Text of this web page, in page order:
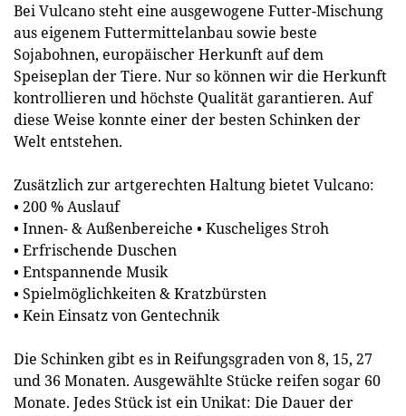
Bei Vulcano steht eine ausgewogene Futter-Mischung
aus eigenem Futtermittelan­bau sowie beste
Sojabohnen, europäischer Herkunft auf dem
Speiseplan der Tiere. Nur so können wir die Herkunft
kontrollieren und höchste Qualität garantieren. Auf
diese Weise konnte einer der besten Schinken der
Welt entstehen.
Zusätzlich zur artgerechten Haltung bietet Vulcano:
• 200 % Auslauf
• Innen- & Außenbereiche • Kuscheliges Stroh
• Erfrischende Duschen
• Entspannende Musik
• Spielmöglichkeiten & Kratzbürsten
• Kein Einsatz von Gentechnik
Die Schinken gibt es in Reifungsgraden von 8, 15, 27
und 36 Monaten. Ausgewählte Stücke reifen sogar 60
Monate. Jedes Stück ist ein Unikat: Die Dauer der